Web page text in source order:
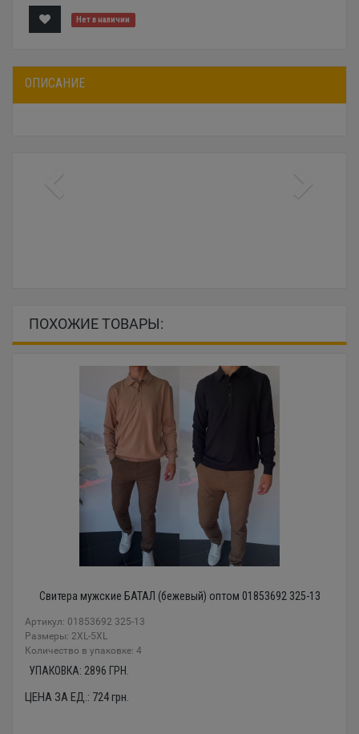
Нет в наличии
ОПИСАНИЕ
ПОХОЖИЕ ТОВАРЫ:
Свитера мужские БАТАЛ (бежевый) оптом 01853692 325-13
Артикул: 01853692 325-13
Размеры: 2XL-5XL
Количество в упаковке: 4
УПАКОВКА: 2896 ГРН.
ЦЕНА ЗА ЕД.: 724грн.